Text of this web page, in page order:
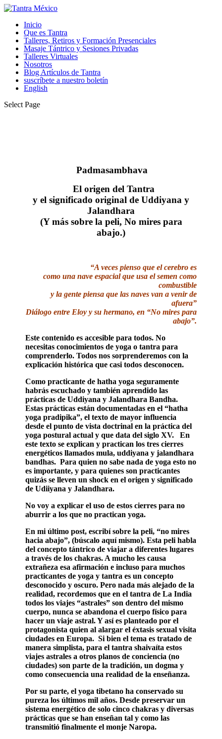
Inicio
Que es Tantra
Talleres, Retiros y Formación Presenciales
Masaje Tántrico y Sesiones Privadas
Talleres Virtuales
Nosotros
Blog Artículos de Tantra
suscríbete a nuestro boletín
English
Select Page
Padmasambhava
El origen del Tantra
y el significado original de Uddiyana y
Jalandhara
(Y más sobre la peli, No mires para
abajo.)
“A veces pienso que el cerebro es
como una nave espacial que usa el semen como
combustible
y la gente piensa que las naves van a venir de
afuera”
Diálogo entre Eloy y su hermano, en “No mires para
abajo”.
Este contenido es accesible para todos. No
necesitas conocimientos de yoga o tantra para
comprenderlo. Todos nos sorprenderemos con la
explicación histórica que casi todos desconocen.
Como practicante de hatha yoga seguramente
habrás escuchado y también aprendido las
prácticas de Uddiyana y Jalandhara Bandha.
Estas prácticas están documentadas en el “hatha
yoga pradipika”, el texto de mayor influencia
desde el punto de vista doctrinal en la práctica del
yoga postural actual y que data del siglo XV. En
este texto se explican y practican los tres cierres
energéticos llamados mula, uddiyana y jalandhara
bandhas. Para quien no sabe nada de yoga esto no
es importante, y para quienes son practicantes
quizás se lleven un shock en el origen y significado
de Udiiyana y Jalandhara.
No voy a explicar el uso de estos cierres para no
aburrir a los que no practican yoga.
En mi último post, escribí sobre la peli, “no mires
hacia abajo”, (búscalo aquí mismo). Esta peli habla
del concepto tántrico de viajar a diferentes lugares
a través de los chakras. A mucho les causa
extrañeza esa afirmación e incluso para muchos
practicantes de yoga y tantra es un concepto
desconocido y oscuro. Pero nada más alejado de la
realidad, recordemos que en el tantra de La India
todos los viajes “astrales” son dentro del mismo
cuerpo, nunca se abandona el cuerpo físico para
hacer un viaje astral. Y así es planteado por el
protagonista quien al alargar el éxtasis sexual visita
ciudades en Europa. Si bien el tema es tratado de
manera simplista, para el tantra shaivaíta estos
viajes astrales a otros planos de conciencia (no
ciudades) son parte de la tradición, un dogma y
como consecuencia una realidad de la enseñanza.
Por su parte, el yoga tibetano ha conservado su
pureza los últimos mil años. Desde preservar un
sistema energético de solo cinco chakras y diversas
prácticas que se han enseñan tal y como las
transmitió finalmente el monje Naropa.